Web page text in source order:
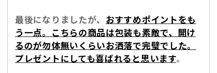
最後になりましたが、 おすすめポイントをも
う一点。こちらの商品は包装も素敵で、開け
るのが勿体無いくらいお洒落で完璧でした。
プレゼントにしても喜ばれると思います。